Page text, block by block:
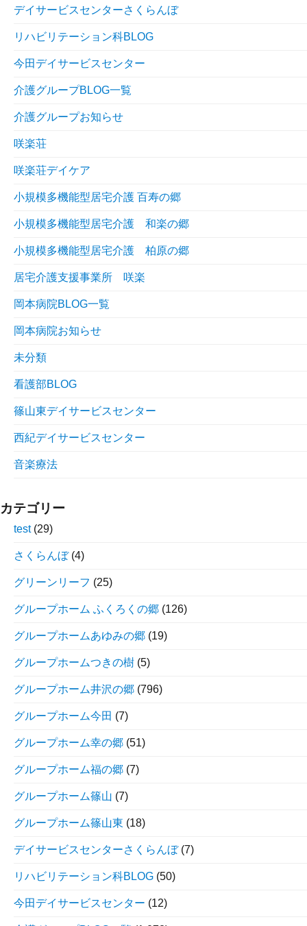
デイサービスセンターさくらんぼ
リハビリテーション科BLOG
今田デイサービスセンター
介護グループBLOG一覧
介護グループお知らせ
咲楽荘
咲楽荘デイケア
小規模多機能型居宅介護 百寿の郷
小規模多機能型居宅介護 和楽の郷
小規模多機能型居宅介護 柏原の郷
居宅介護支援事業所 咲楽
岡本病院BLOG一覧
岡本病院お知らせ
未分類
看護部BLOG
篠山東デイサービスセンター
西紀デイサービスセンター
音楽療法
カテゴリー
test(29)
さくらんぼ(4)
グリーンリーフ (25)
グループホーム ふくろくの郷 (126)
グループホームあゆみの郷 (19)
グループホームつきの樹 (5)
グループホーム井沢の郷 (796)
グループホーム今田 (7)
グループホーム幸の郷 (51)
グループホーム福の郷 (7)
グループホーム篠山 (7)
グループホーム篠山東 (18)
デイサービスセンターさくらんぼ(7)
リハビリテーション科BLOG (50)
今田デイサービスセンター (12)